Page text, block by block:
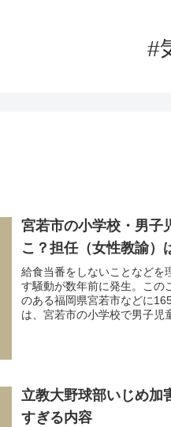
#
宮若市の小学校・男子
こ？担任（女性教諭）
給食当番をしないことなどを
す騒動が数年前に発生。この
のある福岡県宮若市などに
は、宮若市の小学校で男子児
立教大野球部いじめ加
すぎる内容